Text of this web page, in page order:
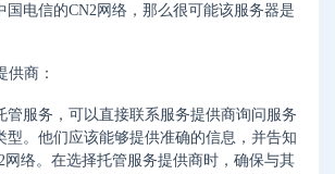
国电信的CN2网络，那么很可能该服务器是
供商：
管服务，可以直接联系服务提供商询问服务
型。他们应该能够提供准确的信息，并告知
网络。在选择托管服务提供商时，确保与其